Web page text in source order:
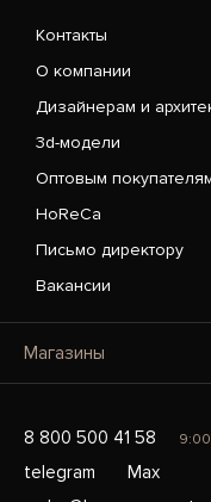
Контакты
О компании
Дизайнерам и
3d-модели
Оптовым
HoReCa
Письмо директору
Вакансии
Магазины
8 800 500 41 58
telegram
Max